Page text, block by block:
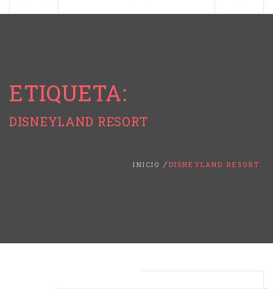
ETIQUETA:
DISNEYLAND RESORT
INICIO DISNEYLAND RESORT